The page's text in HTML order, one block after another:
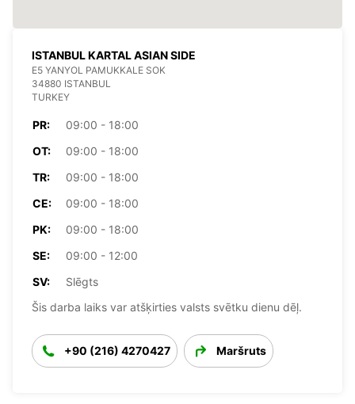
ISTANBUL KARTAL ASIAN SIDE
E5 YANYOL PAMUKKALE SOK
34880 ISTANBUL
TURKEY
PR:
09:00 - 18:00
OT:
09:00 - 18:00
TR:
09:00 - 18:00
CE:
09:00 - 18:00
PK:
09:00 - 18:00
SE:
09:00 - 12:00
SV:
Slēgts
Šis darba laiks var atšķirties valsts svētku dienu dēļ.
+90 (216) 4270427 Maršruts